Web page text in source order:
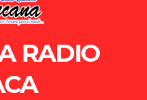
RADIO